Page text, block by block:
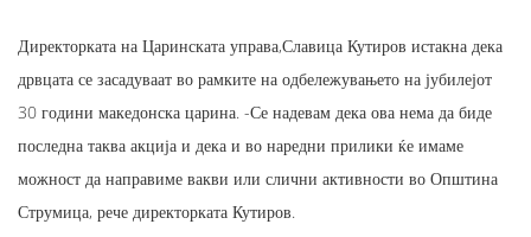
Директорката на Царинската управа,Славица Кутиров истакна дека
дрвцата се засадуваат во рамките на одбележувањето на јубилејот
30 години македонска царина. -Се надевам дека ова нема да биде
последна таква акција и дека и во наредни прилики ќе имаме
можност да направиме вакви или слични активности во Општина
Струмица, рече директорката Кутиров.